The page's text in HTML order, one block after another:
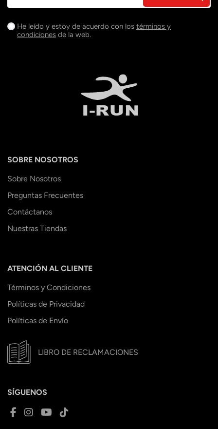
He leído y estoy de acuerdo con los términos y
condiciones de la web.
SOBRE NOSOTROS
Sobre Nosotros
Preguntas Frecuentes
Contáctanos
Nuestras Tiendas
ATENCIÓN AL CLIENTE
Términos y Condiciones
Políticas de Privacidad
Políticas de Envío
LIBRO DE RECLAMACIONES
SÍGUENOS